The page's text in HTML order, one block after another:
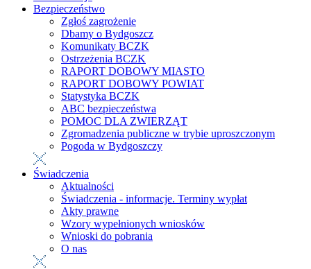
Bezpieczeństwo
Zgłoś zagrożenie
Dbamy o Bydgoszcz
Komunikaty BCZK
Ostrzeżenia BCZK
RAPORT DOBOWY MIASTO
RAPORT DOBOWY POWIAT
Statystyka BCZK
ABC bezpieczeństwa
POMOC DLA ZWIERZĄT
Zgromadzenia publiczne w trybie uproszczonym
Pogoda w Bydgoszczy
Świadczenia
Aktualności
Świadczenia - informacje. Terminy wypłat
Akty prawne
Wzory wypełnionych wniosków
Wnioski do pobrania
O nas